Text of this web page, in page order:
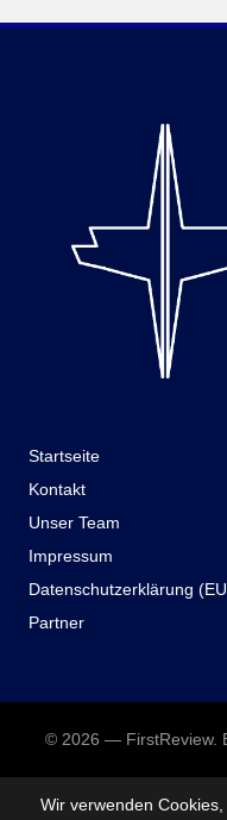
Startseite
Kontakt
Unser Team
Impressum
Datenschutzerklärung
Partner
© 2026 — FirstReview.
Wir verwenden